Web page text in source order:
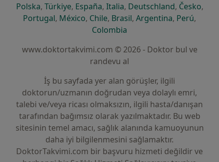
Polskayeni bir sekmede açılır
, Türkiyeyeni bir sekmede açılır
, Españayeni bir sekmede açılır
, Italiayeni bir sekmede açılır
, Deutschlandyeni bir
, Českoyeni
,
Portugalyeni bir sekmede açılır
, Méxicoyeni bir sekmede açılır
, Chileyeni bir sekmede açılır
, Brasilyeni bir sekmede açılır
, Argentinayeni bir
, Perúyeni
,
Colombia
www.doktortakvimi.com © 2026 - Doktor bul ve
randevu al
İş bu sayfada yer alan görüşler, ilgili
doktorun/uzmanın doğrudan veya dolaylı emri,
talebi ve/veya ricası olmaksızın, ilgili hasta/danışan
tarafından bağımsız olarak yazılmaktadır. Bu web
sitesinin temel amacı, sağlık alanında kamuoyunun
daha iyi bilgilenmesini sağlamaktır.
DoktorTakvimi.com bir başvuru hizmeti değildir ve